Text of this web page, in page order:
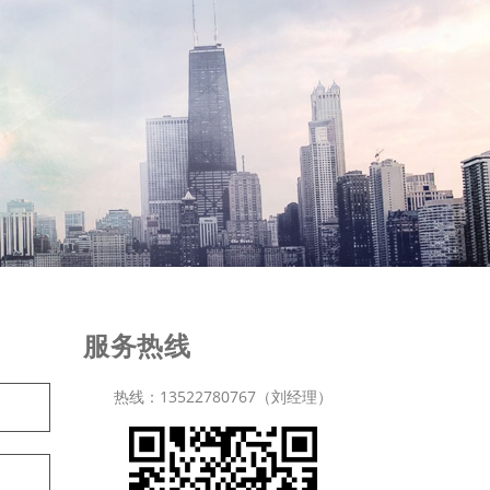
服务热线
热线：13522780767（刘经理）